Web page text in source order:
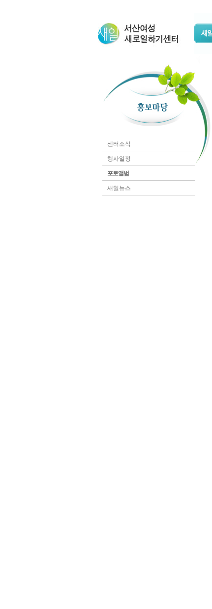
센터소식
행사일정
포토앨범
새일뉴스